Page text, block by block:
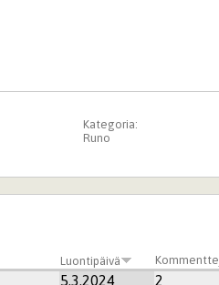
Kategoria:
Runo
Luontipäivä
5.3.2024 2